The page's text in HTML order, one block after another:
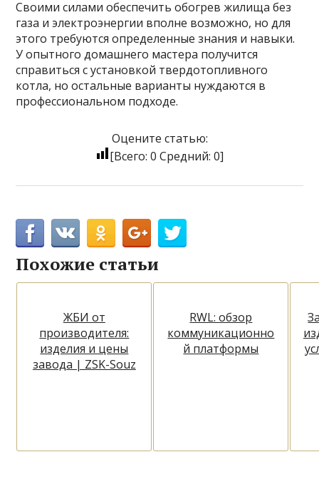
Своими силами обеспечить обогрев жилища без
газа и электроэнергии вполне возможно, но для
этого требуются определенные знания и навыки.
У опытного домашнего мастера получится
справиться с установкой твердотопливного
котла, но остальные варианты нуждаются в
профессиональном подходе.
Оцените статью:
[Всего: 0 Средний: 0]
Похожие статьи
ЖБИ от
производителя:
изделия и цены
завода | ZSK-Souz
RWL: обзор
коммуникационно
й платформы